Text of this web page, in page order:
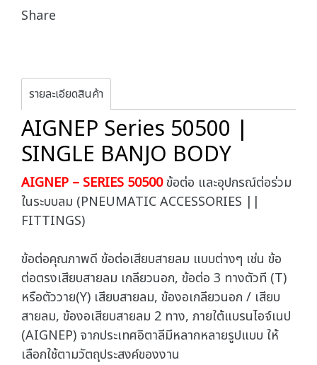
Share
รายละเอียดสินค้า
AIGNEP Series 50500 |
SINGLE BANJO BODY
AIGNEP – SERIES 50500ข้อต่อ และอุปกรณ์ต่อร่วม
ในระบบลม (PNEUMATIC ACCESSORIES ||
FITTINGS)
ข้อต่อคุณภาพดี ข้อต่อเสียบสายลม แบบต่างๆ เช่น ข้อ
ต่อตรงเสียบสายลม เกลียวนอก, ข้อต่อ 3 ทางตัวที (T)
หรือตัววาย(Y) เสียบสายลม, ข้องอเกลียวนอก / เสียบ
สายลม, ข้องอเสียบสายลม 2 ทาง, ภายใต้แบรนไอจ์เนป
(AIGNEP) จากประเทศอิตาลีมีหลากหลายรูปแบบ ให้
เลือกใช้ตามวัตถุประสงค์ของงาน